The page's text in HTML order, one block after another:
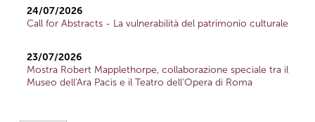
24/07/2026
Call for Abstracts - La vulnerabilità del patrimonio culturale
23/07/2026
Mostra Robert Mapplethorpe, collaborazione speciale tra il
Museo dell'Ara Pacis e il Teatro dell'Opera di Roma